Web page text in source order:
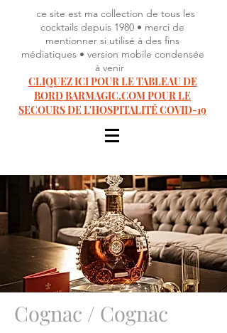
ce site est ma collection de tous les
cocktails depuis 1980 • merci de
mentionner si utilisé à des fins
médiatiques • version mobile condensée
à venir
CLIQUEZ ICI POUR LE TABLEAU DE
BORD BARMAGIC.COM POUR LE
SECOURS DE L'HOSPITALITÉ COVID-19
Cognac / Cognac